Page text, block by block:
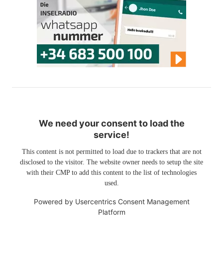
We need your consent to load the
service!
This content is not permitted to load due to trackers that are not
disclosed to the visitor. The website owner needs to setup the site
with their CMP to add this content to the list of technologies
used.
Powered by Usercentrics Consent Management
Platform